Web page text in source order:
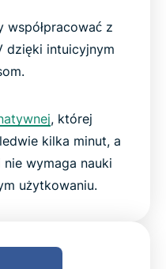
współpracować z
dzięki intuicyjnym
, której
kilka minut, a
wymaga nauki
użytkowaniu.